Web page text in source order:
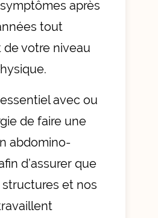
après
tout
votre niveau
avec ou
de faire une
abdomino-
d’assurer que
et nos